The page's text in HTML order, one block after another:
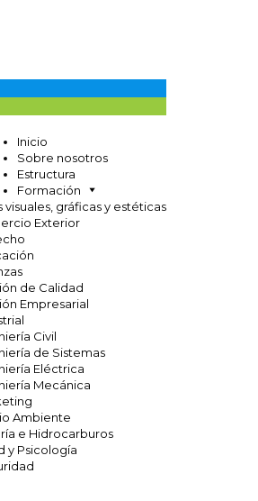
Inicio
Sobre nosotros
Estructura
Formación
visuales, gráficas y estéticas
Exterior
de Calidad
Empresarial
Civil
de Sistemas
Eléctrica
Mecánica
Ambiente
e Hidrocarburos
y Psicología